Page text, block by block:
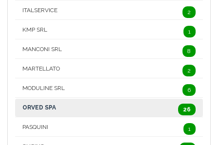
ITALSERVICE 2
KMP SRL 1
MANCONI SRL 8
MARTELLATO 2
MODULINE SRL 6
ORVED SPA 26
PASQUINI 1